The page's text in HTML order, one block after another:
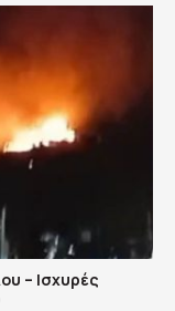
– Ισχυρές